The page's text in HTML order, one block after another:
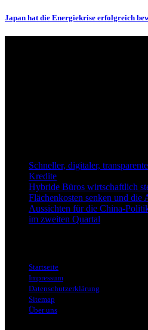
Japan hat die Energiekrise erfolgreich
Schneller, digitaler,
Kredite
Hybride Büros wirtschaftlich
Flächenkosten senken und die
Aussichten für die China-
im zweiten Quartal
Startseite
Impressum
Datenschutzerklärung
Sitemap
Über uns